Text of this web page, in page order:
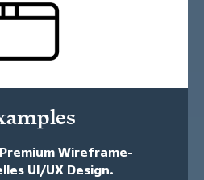
Wireframe-
UI/UX Design.